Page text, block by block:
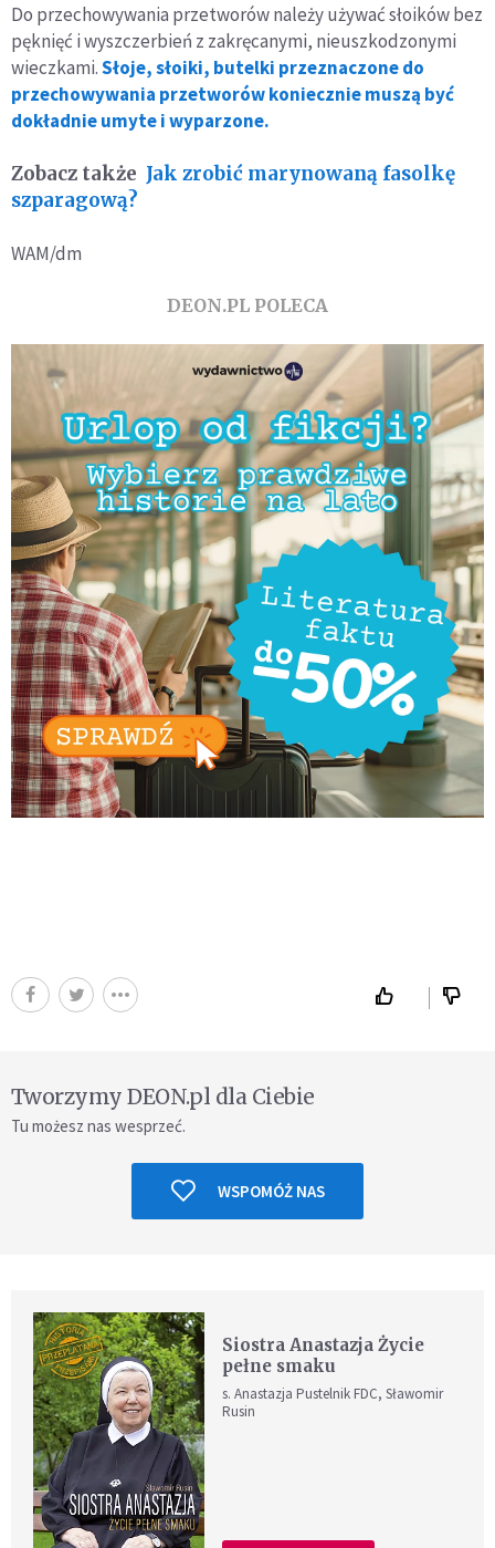
Do przechowywania przetworów należy używać słoików bez
pęknięć i wyszczerbień z zakręcanymi, nieuszkodzonymi
wieczkami.Słoje, słoiki, butelki przeznaczone do
przechowywania przetworów koniecznie muszą być
dokładnie umyte i wyparzone.
Zobacz także Jak zrobić marynowaną fasolkę
szparagową?
WAM/dm
DEON.PL POLECA
Tworzymy DEON.pl dla Ciebie
Tu możesz nas wesprzeć.
WSPOMÓŻ NAS
Siostra Anastazja Życie
pełne smaku
s. Anastazja Pustelnik FDC, Sławomir
Rusin